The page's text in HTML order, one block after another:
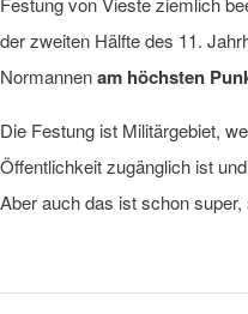
der zweiten Hälfte des 11.
Normannenam höchsten
Die Festung ist Militärgebiet,
Öffentlichkeit zugänglich ist
Aber auch das ist schon